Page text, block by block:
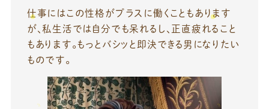
仕事にはこの性格がプラスに働くこともあります
が、私生活では自分でも呆れるし、正直疲れること
もあります。もっとバシッと即決できる男になりたい
ものです。